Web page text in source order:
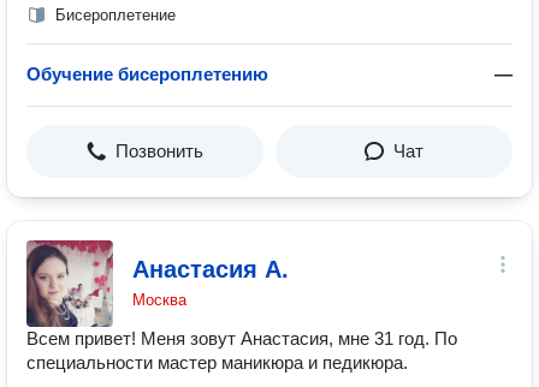
Бисероплетение
Обучение бисероплетению —
Позвонить Чат
Анастасия А.
Москва
Всем привет! Меня зовут Анастасия, мне 31 год. По
специальности мастер маникюра и педикюра.